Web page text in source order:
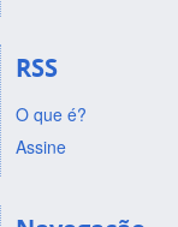
RSS
O que é?
Assine